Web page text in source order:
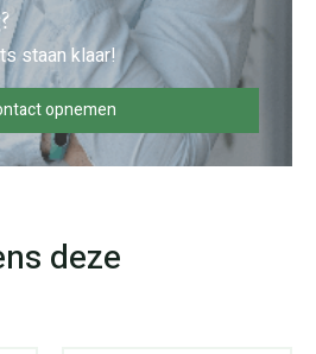
staan klaar!
opnemen